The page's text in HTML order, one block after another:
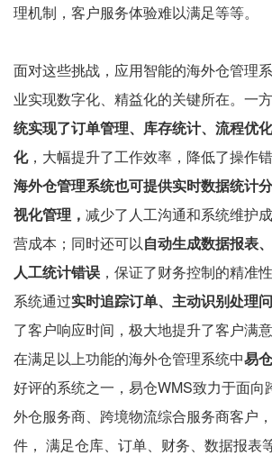
理机制，客户服务体验难以满足等等。
面对这些挑战，应用智能的海外仓管理
业实现数字化、精益化的关键所在。一方
统实现了订单管理、库存统计、流程优
化，大幅提升了工作效率，降低了操作
海外仓管理系统也可提供实时数据统计
视化管理， 减少了人工沟通和系统维护
营成本；同时还可以自动生成数据报表
人工统计错误 ，保证了财务控制的精准
系统通过实时追踪订单、主动识别处理
了客户响应时间，极大地提升了客户满意
在满足以上功能的海外仓管理系统中易
好评的系统之一，易仓WMS致力于面向
外仓服务商、跨境物流综合服务商客户
件， 满足仓库、订单、财务、数据报表